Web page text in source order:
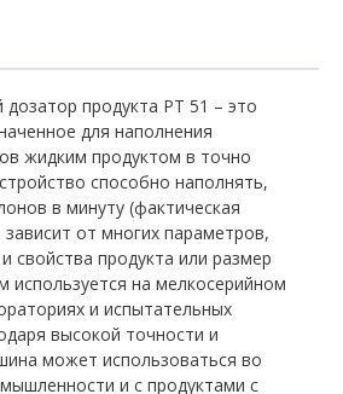
продукта РТ 51 – это
для наполнения
жидким продуктом в точно
способно наполнять,
в минуту (фактическая
от многих параметров,
свойства продукта или размер
используется на мелкосерийном
и испытательных
высокой точности и
может использоваться во
и с продуктами с